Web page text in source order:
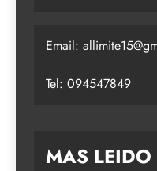
Email:
Tel: 094547849
MAS LEIDO